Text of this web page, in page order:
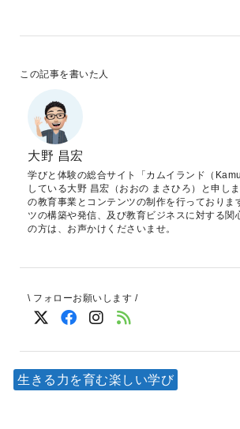
この記事を書いた人
大野 昌宏
学びと体験の総合サイト「カムイランド（
している大野 昌宏（おおの まさひろ）と申し
の教育事業とコンテンツの制作を行っておりま
ツの構築や発信、及び教育ビジネスに対する関
の方は、お声かけくださいませ。
\ フォローお願いします /
生きる力を育む楽しい学び